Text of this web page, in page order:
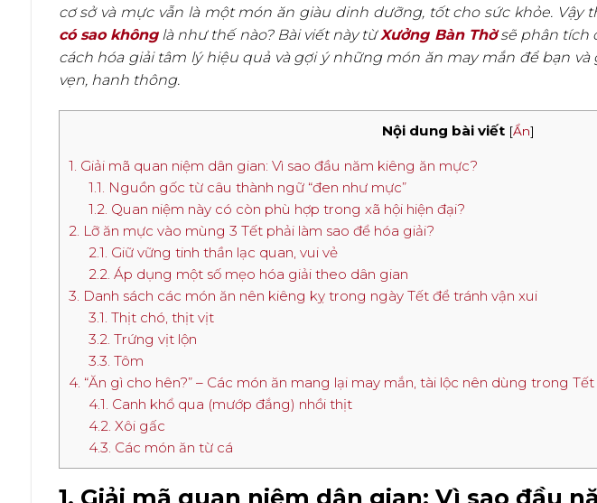
cơ sở và mực vẫn là một món ăn giàu dinh dưỡng, tốt cho sức khỏe. Vậy
có sao khônglà như thế nào? Bài viết này từXưởng Bàn Thờsẽ phân tích
cách hóa giải tâm lý hiệu quả và gợi ý những món ăn may mắn để bạn
vẹn, hanh thông.
Nội dung bài viết [Ẩn]
1. Giải mã quan niệm dân gian: Vì sao đầu năm kiêng ăn mực?
1.1. Nguồn gốc từ câu thành ngữ “đen như mực”
1.2. Quan niệm này có còn phù hợp trong xã hội hiện đại?
2. Lỡ ăn mực vào mùng 3 Tết phải làm sao để hóa giải?
2.1. Giữ vững tinh thần lạc quan, vui vẻ
2.2. Áp dụng một số mẹo hóa giải theo dân gian
3. Danh sách các món ăn nên kiêng kỵ trong ngày Tết để tránh vận xui
3.1. Thịt chó, thịt vịt
3.2. Trứng vịt lộn
3.3. Tôm
4. “Ăn gì cho hên?” – Các món ăn mang lại may mắn, tài lộc nên dùng trong Tết
4.1. Canh khổ qua (mướp đắng) nhồi thịt
4.2. Xôi gấc
4.3. Các món ăn từ cá